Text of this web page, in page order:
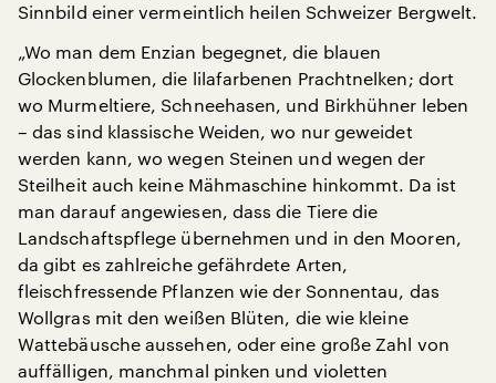
Sinnbild einer vermeintlich heilen Schweizer Bergwelt.
„Wo man dem Enzian begegnet, die blauen
Glockenblumen, die lilafarbenen Prachtnelken; dort
wo Murmeltiere, Schneehasen, und Birkhühner leben
– das sind klassische Weiden, wo nur geweidet
werden kann, wo wegen Steinen und wegen der
Steilheit auch keine Mähmaschine hinkommt. Da ist
man darauf angewiesen, dass die Tiere die
Landschaftspflege übernehmen und in den Mooren,
da gibt es zahlreiche gefährdete Arten,
fleischfressende Pflanzen wie der Sonnentau, das
Wollgras mit den weißen Blüten, die wie kleine
Wattebäusche aussehen, oder eine große Zahl von
auffälligen, manchmal pinken und violetten